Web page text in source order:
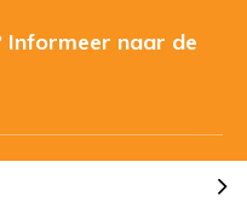
naar de